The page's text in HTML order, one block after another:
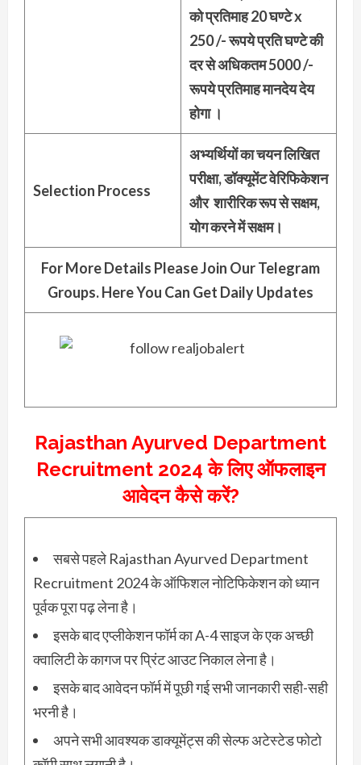
को प्रतिमाह 20 घण्टे x
250 /- रूपये प्रति घण्टे की
दर से अधिकतम 5000 /-
रूपये प्रतिमाह मानदेय देय
होगा ।
Selection Process
अभ्यर्थियों का चयन लिखित
परीक्षा, डॉक्यूमेंट वेरिफिकेशन
और शारीरिक रूप से सक्षम,
योग करने में सक्षम।
For More Details Please Join Our Telegram
Groups. Here You Can Get Daily Updates
Rajasthan Ayurved Department
Recruitment 2024 के लिए ऑफलाइन
आवेदन कैसे करें?
सबसे पहले Rajasthan Ayurved Department
Recruitment 2024 के ऑफिशल नोटिफिकेशन को ध्यान
पूर्वक पूरा पढ़ लेना है।
इसके बाद एप्लीकेशन फॉर्म का A-4 साइज के एक अच्छी
क्वालिटी के कागज पर प्रिंट आउट निकाल लेना है।
इसके बाद आवेदन फॉर्म में पूछी गई सभी जानकारी सही-सही
भरनी है।
अपने सभी आवश्यक डाक्यूमेंट्स की सेल्फ अटेस्टेड फोटो